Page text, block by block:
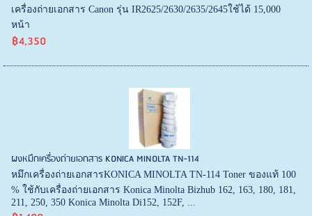
เครื่องถ่ายเอกสาร Canon รุ่น IR2625/2630/2635/2645ใช้ได้ 15,000
หน้า
฿4,350
ผงหมึกเครื่องถ่ายเอกสาร KONICA MINOLTA TN-114
หมึกเครื่องถ่ายเอกสารKONICA MINOLTA TN-114 Toner ของแท้ 100
% ใช้กับเครื่องถ่ายเอกสาร Konica Minolta Bizhub 162, 163, 180, 181,
211, 250, 350 Konica Minolta Di152, 152F, ...